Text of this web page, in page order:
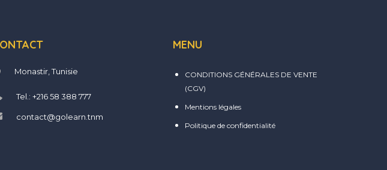
Monastir, Tunisie
Tel.: +216 58 388 777
contact@golearn.tnm
MENU
CONDITIONS GÉNÉRALES DE VENTE
(CGV)
Mentions légales
Politique de confidentialité